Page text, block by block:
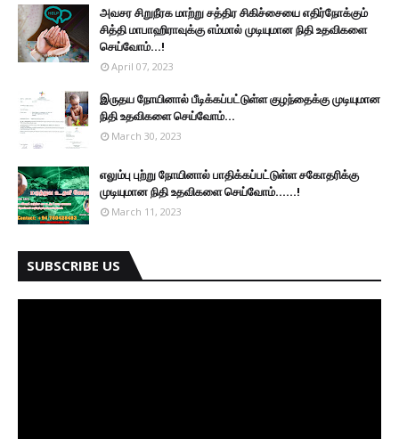
அவசர சிறுநீரக மாற்று சத்திர சிகிச்சையை எதிர்நோக்கும்
சித்தி மாபாஹிராவுக்கு எம்மால் முடியுமான நிதி உதவிகளை
செய்வோம்...!
April 07, 2023
இருதய நோயினால் பீடிக்கப்பட்டுள்ள குழந்தைக்கு முடியுமான
நிதி உதவிகளை செய்வோம்...
March 30, 2023
எலும்பு புற்று நோயினால் பாதிக்கப்பட்டுள்ள சகோதரிக்கு
முடியுமான நிதி உதவிகளை செய்வோம்......!
March 11, 2023
SUBSCRIBE US